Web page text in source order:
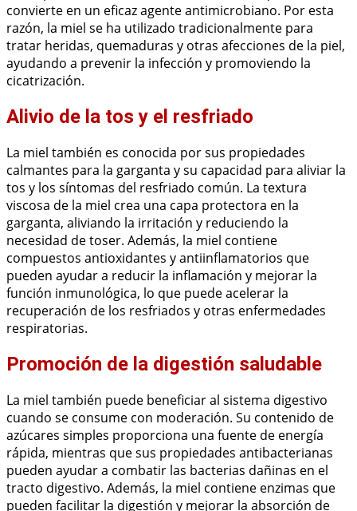
convierte en un eficaz agente antimicrobiano. Por esta
razón, la miel se ha utilizado tradicionalmente para
tratar heridas, quemaduras y otras afecciones de la piel,
ayudando a prevenir la infección y promoviendo la
cicatrización.
Alivio de la tos y el resfriado
La miel también es conocida por sus propiedades
calmantes para la garganta y su capacidad para aliviar la
tos y los síntomas del resfriado común. La textura
viscosa de la miel crea una capa protectora en la
garganta, aliviando la irritación y reduciendo la
necesidad de toser. Además, la miel contiene
compuestos antioxidantes y antiinflamatorios que
pueden ayudar a reducir la inflamación y mejorar la
función inmunológica, lo que puede acelerar la
recuperación de los resfriados y otras enfermedades
respiratorias.
Promoción de la digestión saludable
La miel también puede beneficiar al sistema digestivo
cuando se consume con moderación. Su contenido de
azúcares simples proporciona una fuente de energía
rápida, mientras que sus propiedades antibacterianas
pueden ayudar a combatir las bacterias dañinas en el
tracto digestivo. Además, la miel contiene enzimas que
pueden facilitar la digestión y mejorar la absorción de